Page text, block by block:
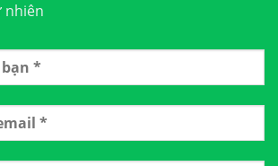
nhiên